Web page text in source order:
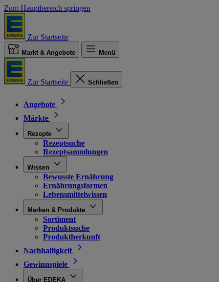
Zum Hauptbereich springen
Zur Startseite
Markt & Angebote Menü
Zur Startseite Schließen
Angebote
Märkte
Rezepte
Rezeptsuche
Rezeptsammlungen
Wissen
Bewusste Ernährung
Ernährungsformen
Lebensmittelwissen
Marken & Produkte
Sortiment
Produktsuche
Produktherkunft
Nachhaltigkeit
Gewinnspiele
Über EDEKA